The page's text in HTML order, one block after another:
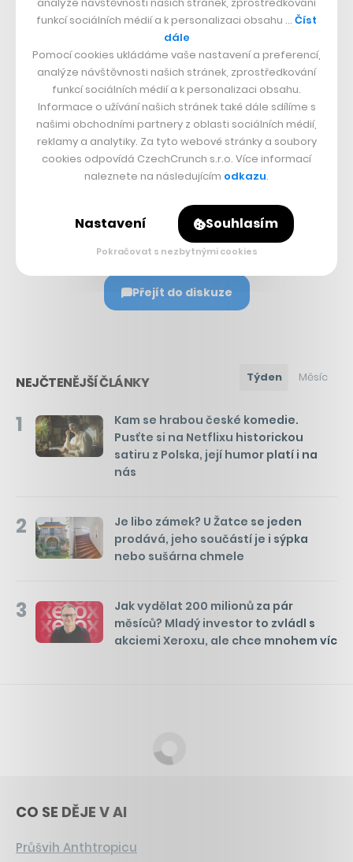
Přejít do diskuze
NEJČTENĚJŠÍ ČLÁNKY Týden Měsíc
1
Kam se hrabou české komedie.
Pusťte si na Netflixu historickou
satiru z Polska, její humor platí i na
nás
2
Je libo zámek? U Žatce se jeden
prodává, jeho součástí je i sýpka
nebo sušárna chmele
3
Jak vydělat 200 milionů za pár
měsíců? Mladý investor to zvládl s
akciemi Xeroxu, ale chce mnohem víc
CO SE DĚJE V AI
Průšvih Anthtropicu
funkcí sociálních médií a k personalizaci obsahu … Číst
dále
Pomocí cookies ukládáme vaše nastavení a preferencí,
analýze návštěvnosti našich stránek, zprostředkování
funkcí sociálních médií a k personalizaci obsahu.
Informace o užívání našich stránek také dále sdílíme s
našimi obchodními partnery z oblasti sociálních médií,
reklamy a analytiky. Za tyto webové stránky a soubory
cookies odpovídá CzechCrunch s.r.o. Více informací
naleznete na následujícím odkazu.
Nastavení Souhlasím
Pokračovat s nezbytnými cookies